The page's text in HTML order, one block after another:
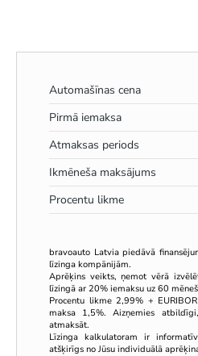
Automašīnas cena
Pirmā iemaksa
Atmaksas periods
Ikmēneša maksājums
Procentu likme
bravoauto Latvia piedāvā
līzinga kompānijām.
Aprēķins veikts, ņemot vērā
līzingā ar 20% iemaksu uz 60
Procentu likme 2,99% +
maksa 1,5%. Aizņemies
atmaksāt.
Līzinga kalkulatoram ir
atšķirīgs no Jūsu individuālā